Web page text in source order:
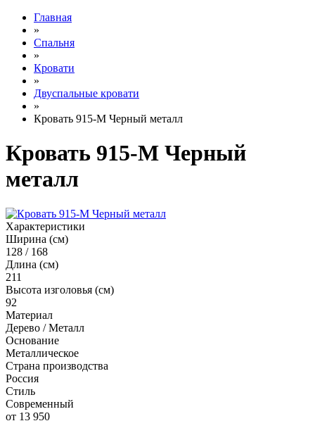
Главная
»
Спальня
»
Кровати
»
Двуспальные кровати
»
Кровать 915-М Черный металл
Кровать 915-М Черный
металл
Характеристики
Ширина (см)
128 / 168
Длина (см)
211
Высота изголовья (см)
92
Материал
Дерево / Металл
Основание
Металлическое
Страна производства
Россия
Стиль
Современный
от 13 950